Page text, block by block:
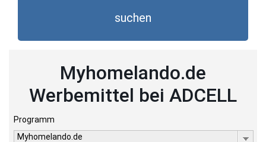
suchen
Myhomelando.de
Werbemittel bei ADCELL
Programm
Myhomelando.de